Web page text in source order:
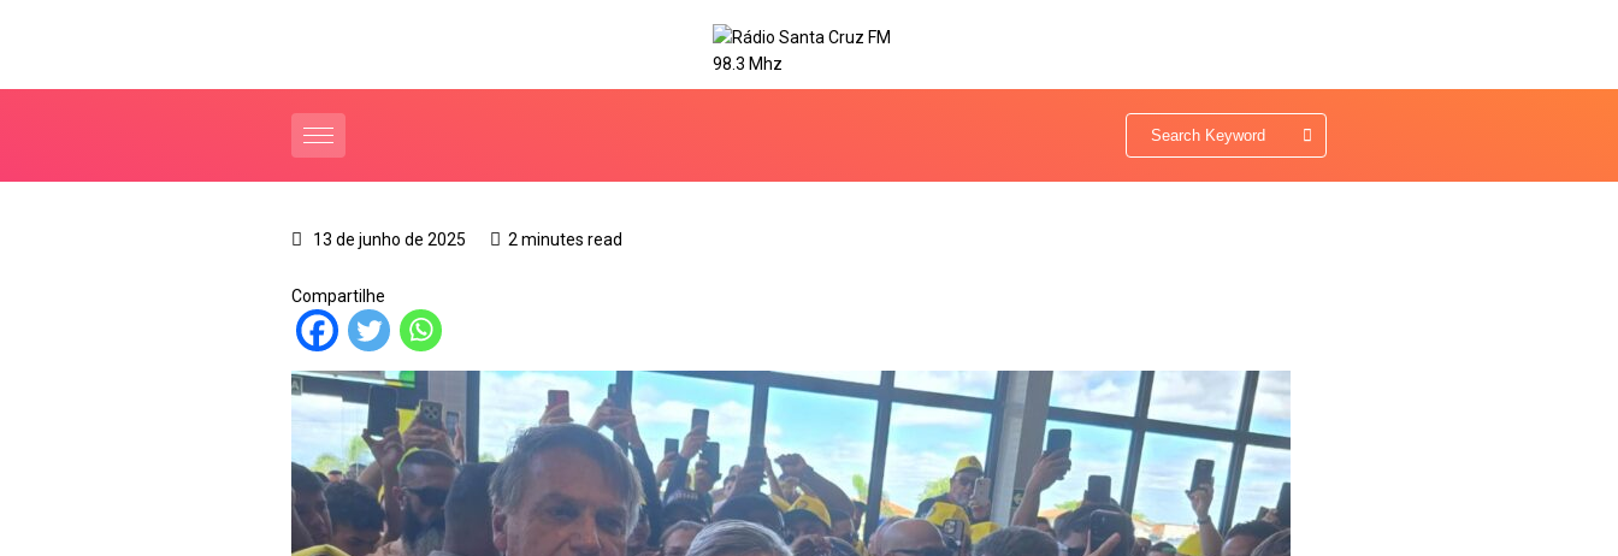
13 de junho de 2025 2 minutes read
Compartilhe